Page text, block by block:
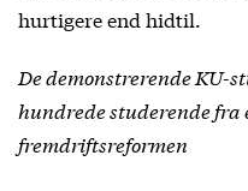
hurtigere end hidtil.
De demonstrerende KU-
hundrede studerende fra
fremdriftsreformen